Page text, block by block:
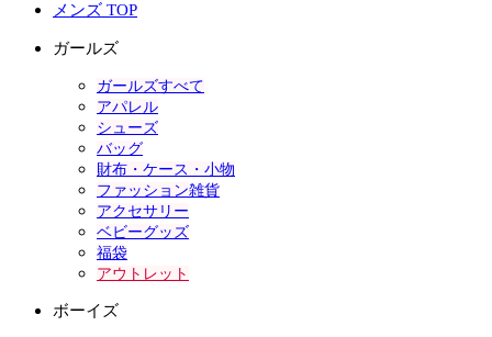
メンズ TOP
ガールズ
ガールズすべて
アパレル
シューズ
バッグ
財布・ケース・小物
ファッション雑貨
アクセサリー
ベビーグッズ
福袋
アウトレット
ボーイズ